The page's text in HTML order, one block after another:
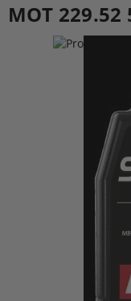
MOT 229.52